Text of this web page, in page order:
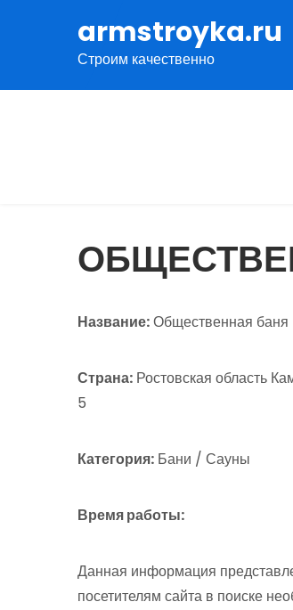
содержимому
armstroyka.ru
Строим качественно
Название:Общественная баня
Страна: Ростовская область
5
Категория: Бани / Сауны
Время работы:
Данная информация
посетителям сайта в поиске